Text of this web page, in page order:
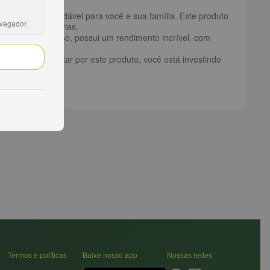
ambiente saudável para você e sua família. Este produto
e bactérias.
Além disso, possui um rendimento incrível, com
Ao optar por este produto, você está investindo
Termos e políticas
Baixe nosso app Nossas redes